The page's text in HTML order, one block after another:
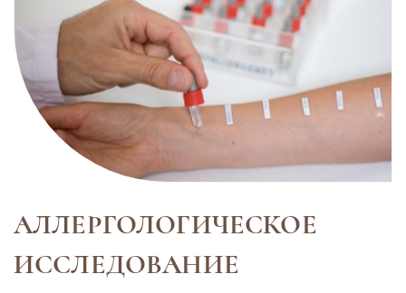
АЛЛЕРГОЛОГИЧЕСКОЕ
ИССЛЕДОВАНИЕ